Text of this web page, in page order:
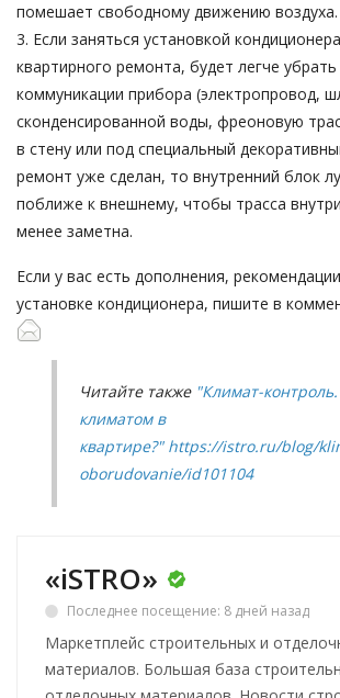
помешает свободному движению воздуха.
3. Если заняться установкой
квартирного ремонта, будет легче убрать
коммуникации прибора (электропровод,
сконденсированной воды, фреоновую
в стену или под специальный
ремонт уже сделан, то внутренний блок
поближе к внешнему, чтобы трасса
менее заметна.
Если у вас есть дополнения,
установке кондиционера, пишите в
Читайте также "Климат-
климатом в
квартире?" https://istro.ru/blog/
oborudovanie/id101104
«iSTRO»
Последнее посещение: 8 дней назад
Маркетплейс строительных и
материалов. Большая база